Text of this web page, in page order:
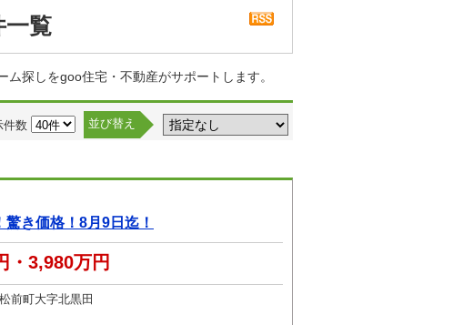
一覧
探しをgoo住宅・不動産がサポートします。
件数 並び替え
き価格！8月9日迄！
・3,980万円
前町大字北黒田